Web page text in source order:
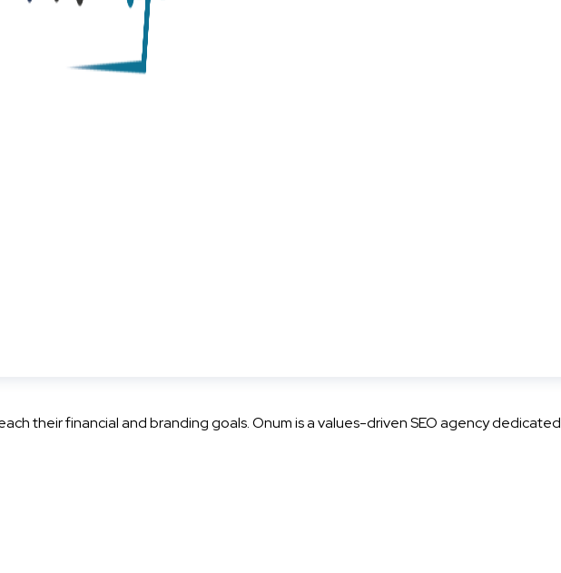
their financial and branding goals. Onum is a values-driven SEO agency